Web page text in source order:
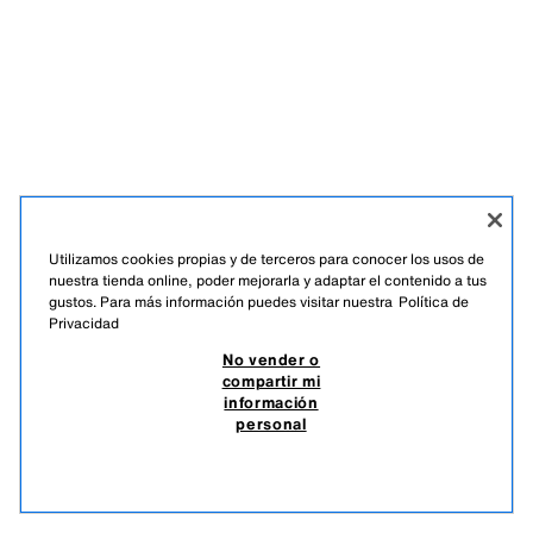
Utilizamos cookies propias y de terceros para conocer los usos de
nuestra tienda online, poder mejorarla y adaptar el contenido a tus
gustos. Para más información puedes visitar nuestra Política de
Privacidad
No vender o
compartir mi
información
personal